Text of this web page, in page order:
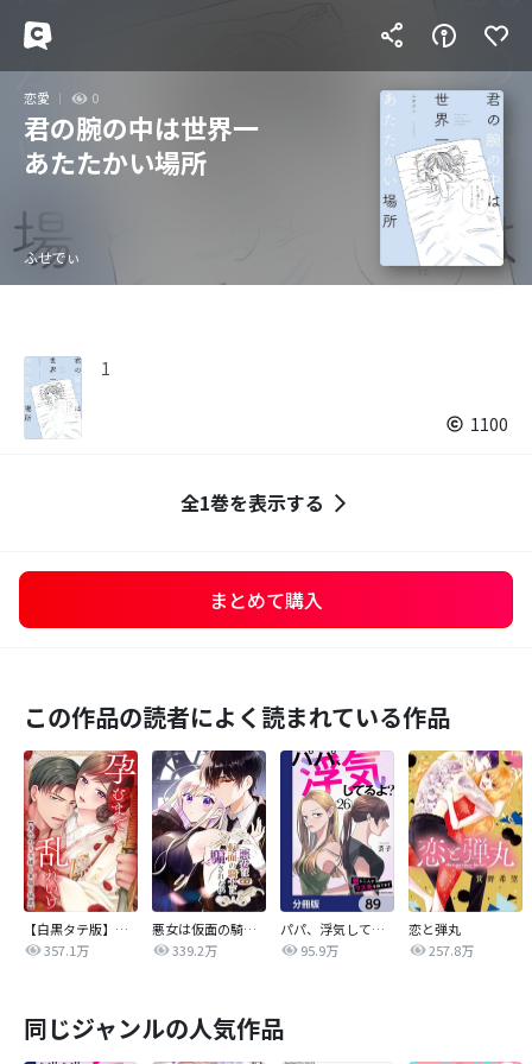
恋愛 0
君の腕の中は世界一
あたたかい場所
ふせでぃ
1
1100
全1巻を表示する
まとめて購入
この作品の読者によく読まれている作品
【白黒タテ版】孕むまで乱れいけ～身代わり花嫁と軍服の猛愛
357.1万
悪女は仮面の騎士に騙されない
339.2万
パパ、浮気してるよ？娘と二人でクズ夫を捨てます【分冊版】
95.9万
恋と弾丸
257.8万
同じジャンルの人気作品